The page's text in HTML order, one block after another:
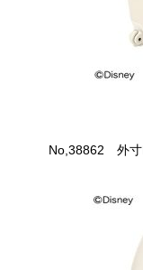
No,38862 外寸